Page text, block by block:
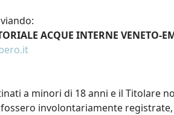
ACQUE INTERNE VENETO-
a minori di 18 anni e il
involontariamente